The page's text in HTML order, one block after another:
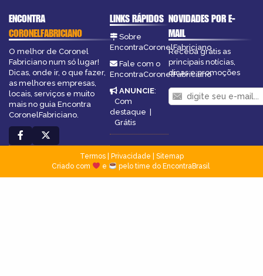
ENCONTRA
CORONELFABRICIANO
O melhor de Coronel
Fabriciano num só lugar!
Dicas, onde ir, o que fazer,
as melhores empresas,
locais, serviços e muito
mais no guia Encontra
CoronelFabriciano.
LINKS RÁPIDOS
Sobre
EncontraCoronelFabriciano
Fale com o
EncontraCoronelFabriciano
ANUNCIE:
Com
destaque |
Grátis
NOVIDADES POR E-
MAIL
Receba grátis as
principais notícias,
dicas e promoções
Termos| Privacidade
Sitemap
Criado com
e pelo time do EncontraBrasil